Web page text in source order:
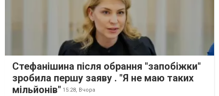
Стефанішина після обрання "запобіжки"
зробила першу заяву . "Я не маю таких
мільйонів" 15:28, Вчора